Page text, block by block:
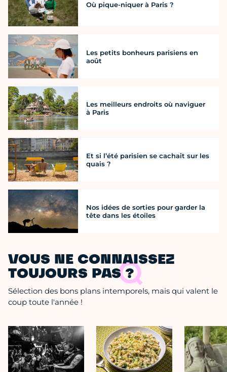
Où pique-niquer à Paris ?
Les petits bonheurs parisiens en
août
Les meilleurs endroits où naviguer
à Paris
Et si l’été parisien se cachait sur les
quais ?
Nos idées de sorties pour garder la
tête dans les étoiles
VOUS NE CONNAISSEZ
TOUJOURS PAS ?
Sélection des bons plans intemporels, mais qui valent le
coup toute l'année !